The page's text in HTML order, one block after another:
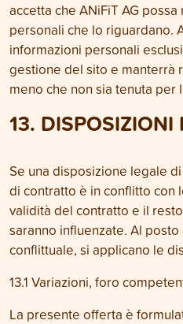
accetta che ANiFiT AG
personali che lo riguardano.
informazioni personali
gestione del sito e manterrà
meno che non sia tenuta per
13. DISPOSIZIONI
Se una disposizione legale
di contratto è in conflitto con
validità del contratto e il
saranno influenzate. Al
conflittuale, si applicano le
13.1 Variazioni, foro
La presente offerta è